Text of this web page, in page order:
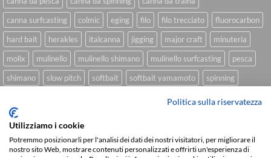
canna surfcasting
colmic eging filo filo trecciato
fluorocarbon
hard bait
herakles italcanna jigging major craft
minuteria
molix
mulinello mulinello shimano mulinello surfcasting
pesca
shimano
slow pitch softbait softbait yamamoto
spinning
trecciato trolling tubertini
Sviluppato daWe Blink Design
Politica sulla riservatezza
Utilizziamo i cookie
Potremmo posizionarli per l'analisi dei dati dei nostri visitatori, per migliorare il
nostro sito Web, mostrare contenuti personalizzati e offrirti un'esperienza di